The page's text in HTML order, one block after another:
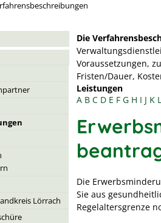
Lörrach
Die
Voraussetzungen,
Fristen/Dauer,
Leistungen
A B C D E F G H I J K L
Die
Sie aus
Regelaltersgrenze